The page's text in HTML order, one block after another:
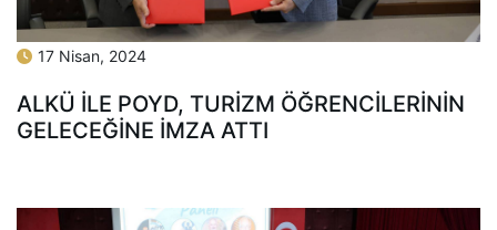
17 Nisan, 2024
ALKÜ İLE POYD, TURİZM ÖĞRENCİLERİNİN
GELECEĞİNE İMZA ATTI